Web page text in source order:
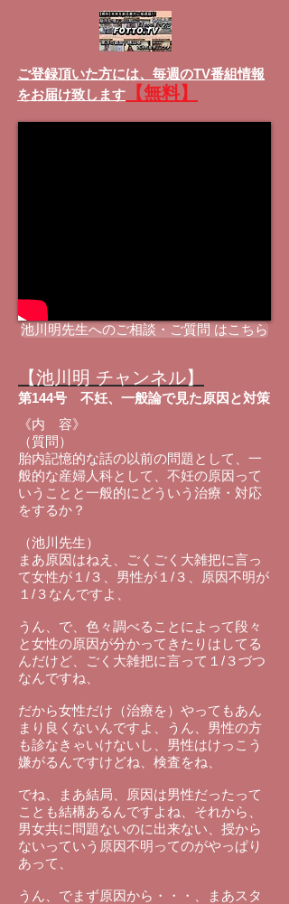
ご登録頂いた方には、 毎週のTV番組情報
をお届け致します
【無料】
池川明先生へのご相談・ご質問 はこちら
【池川明 チャンネル】
第144号 不妊、一般論で見た原因と対策
《内 容》
（質問）
胎内記憶的な話の以前の問題として、一
般的な産婦人科として、不妊の原因って
いうことと一般的にどういう治療・対応
をするか？
（池川先生）
まあ原因はねえ、ごくごく大雑把に言っ
て女性が１/３、男性が１/３、原因不明が
１/３なんですよ、
うん、で、色々調べることによって段々
と女性の原因が分かってきたりはしてる
んだけど、ごく大雑把に言って１/３づつ
なんですね、
だから女性だけ（治療を）やってもあん
まり良くないんですよ、うん、男性の方
も診なきゃいけないし、男性はけっこう
嫌がるんですけどね、検査をね、
でね、まあ結局、原因は男性だったって
ことも結構あるんですよね、それから、
男女共に問題ないのに出来ない、授から
ないっていう原因不明ってのがやっぱり
あって、
うん、でまず原因から・・・、まあスタ